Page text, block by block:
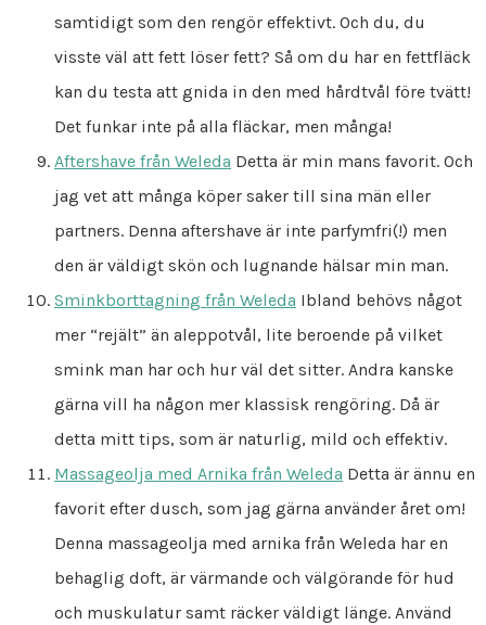
samtidigt som den rengör effektivt. Och du, du
visste väl att fett löser fett? Så om du har en fettfläck
kan du testa att gnida in den med hårdtvål före tvätt!
Det funkar inte på alla fläckar, men många!
Aftershave från Weleda Detta är min mans favorit. Och
jag vet att många köper saker till sina män eller
partners. Denna aftershave är inte parfymfri(!) men
den är väldigt skön och lugnande hälsar min man.
Sminkborttagning från Weleda Ibland behövs något
mer “rejält” än aleppotvål, lite beroende på vilket
smink man har och hur väl det sitter. Andra kanske
gärna vill ha någon mer klassisk rengöring. Då är
detta mitt tips, som är naturlig, mild och effektiv.
Massageolja med Arnika från Weleda Detta är ännu en
favorit efter dusch, som jag gärna använder året om!
Denna massageolja med arnika från Weleda har en
behaglig doft, är värmande och välgörande för hud
och muskulatur samt räcker väldigt länge. Använd